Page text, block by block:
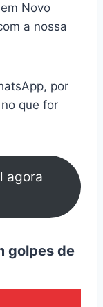
Novo
a nossa
por
que for
agora
golpes de